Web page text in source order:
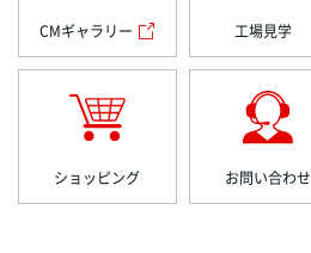
CMギャラリー 工場見学
ショッピング お問い合わせ